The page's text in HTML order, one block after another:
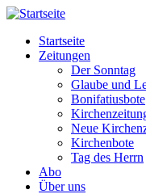
Direkt
Inhalt
Main
navigation
Startseite
Zeitungen
Der Sonntag
Glaube und
Bonifatiusbote
Neue
Kirchenbote
Tag des Herrn
Abo
Über uns